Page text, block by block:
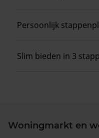
Persoonlijk
Slim bieden in 3
Woningmarkt en